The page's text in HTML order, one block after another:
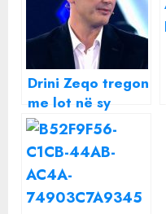
Drini Zeqo tregon
me lot në sy
arsyen që e
nxorri jashtë BBV